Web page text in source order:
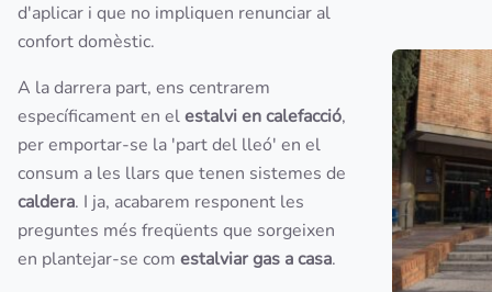
d'aplicar i que no impliquen renunciar al
confort domèstic.
A la darrera part, ens centrarem
específicament en elestalvi en calefacció,
per emportar-se la 'part del lleó' en el
consum a les llars que tenen sistemes de
caldera. I ja, acabarem responent les
preguntes més freqüents que sorgeixen
en plantejar-se com estalviar gas a casa.